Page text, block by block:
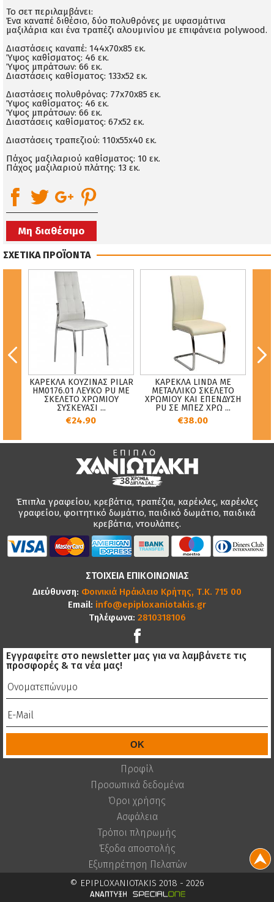
Το σετ περιλαμβάνει:
Ένα καναπέ διθέσιο, δύο πολυθρόνες με υφασμάτινα
μαξιλάρια και ένα τραπέζι αλουμινίου με επιφάνεια polywood.
Διαστάσεις καναπέ: 144x70x85 εκ.
Ύψος καθίσματος: 46 εκ.
Ύψος μπράτσων: 66 εκ.
Διαστάσεις καθίσματος: 133x52 εκ.
Διαστάσεις πολυθρόνας: 77x70x85 εκ.
Ύψος καθίσματος: 46 εκ.
Ύψος μπράτσων: 66 εκ.
Διαστάσεις καθίσματος: 67x52 εκ.
Διαστάσεις τραπεζιού: 110x55x40 εκ.
Πάχος μαξιλαριού καθίσματος: 10 εκ.
Πάχος μαξιλαριού πλάτης: 13 εκ.
Μη διαθέσιμο
ΣΧΕΤΙΚΑ ΠΡΟΪΟΝΤΑ
ΚΑΡΕΚΛΑ ΚΟΥΖΙΝΑΣ PILAR
HM0176.01 ΛΕΥΚΟ PU ΜΕ
ΣΚΕΛΕΤΟ ΧΡΩΜΙΟΥ
ΣΥΣΚΕΥΑΣΙ ...
€24.90
ΚΑΡΕΚΛΑ LINDA ΜΕ
ΜΕΤΑΛΛΙΚΟ ΣΚΕΛΕΤΟ
ΧΡΩΜΙΟΥ ΚΑΙ ΕΠΕΝΔΥΣΗ
PU ΣΕ ΜΠΕΖ ΧΡΩ ...
€38.00
Έπιπλα γραφείου, κρεβάτια, τραπέζια, καρέκλες, καρέκλες
γραφείου, φοιτητικό δωμάτιο, παιδικό δωμάτιο, παιδικά
κρεβάτια, ντουλάπες.
ΣΤΟΙΧΕΙΑ ΕΠΙΚΟΙΝΩΝΙΑΣ
Διεύθυνση: Φοινικιά Ηράκλειο Κρήτης, Τ.Κ. 715 00
Email: info@epiploxaniotakis.gr
Τηλέφωνα: 2810318106
Εγγραφείτε στο newsletter μας για να λαμβάνετε τις
προσφορές & τα νέα μας!
Προφίλ
Προσωπικά δεδομένα
Όροι χρήσης
Ασφάλεια
Τρόποι πληρωμής
Έξοδα αποστολής
Εξυπηρέτηση Πελατών
© EPIPLOXANIOTAKIS 2018 - 2026